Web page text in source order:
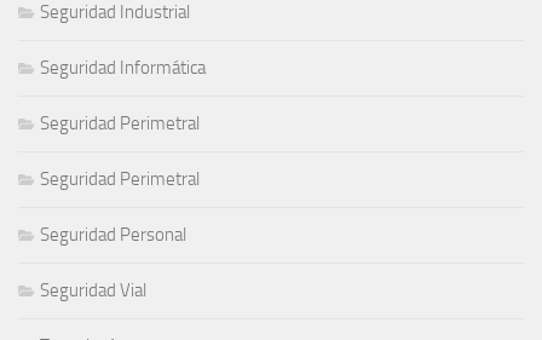
Seguridad Industrial
Seguridad Informática
Seguridad Perimetral
Seguridad Perimetral
Seguridad Personal
Seguridad Vial